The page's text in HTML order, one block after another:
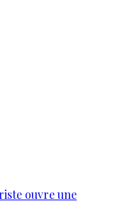
ouvre une